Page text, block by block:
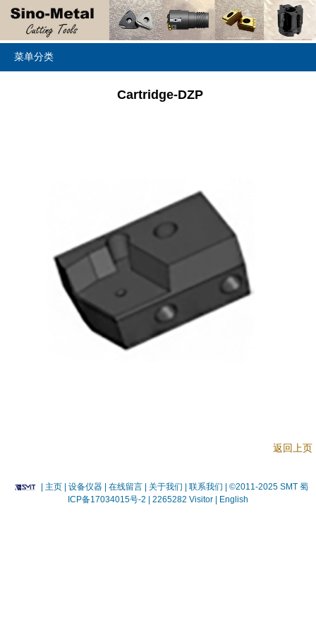
菜单分类
Cartridge-DZP
返回上页
主页 | 设备仪器 | 在线留言 | 关于我们 | 联系我们 | ©2011-2025 SMT 蜀
ICP备17034015号-2
| 2265282 Visitor | English